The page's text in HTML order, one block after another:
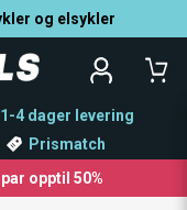
og elsykler
1-4 dager levering
Prismatch
opptil 50%